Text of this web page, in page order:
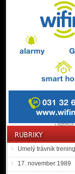
Umelý trávnik
17. november 1989